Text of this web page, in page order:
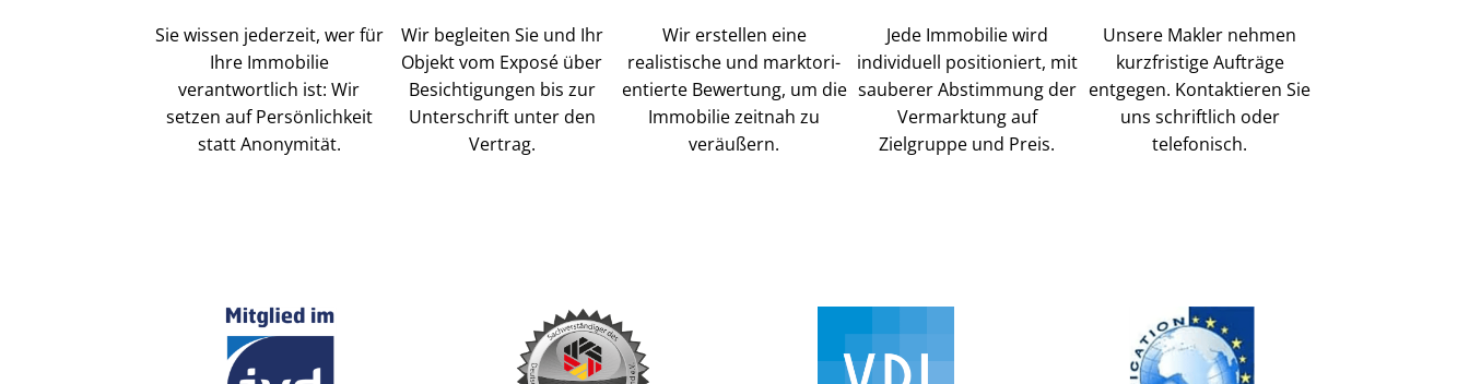
Sie wissen jederzeit, wer für
Ihre Immobilie
verantwortlich ist: Wir
setzen auf Persönlichkeit
statt Anonymität.
Wir begleiten Sie und Ihr
Objekt vom Exposé über
Besichtigungen bis zur
Unterschrift unter den
Vertrag.
Wir erstellen eine
realistische und markt­ori­
en­tier­te Bewertung, um die
Immobilie zeitnah zu
veräußern.
Jede Immobilie wird
individuell positioniert, mit
sauberer Abstimmung der
Vermarktung auf
Zielgruppe und Preis.
Unsere Makler nehmen
kurzfristige Aufträge
entgegen. Kontaktieren Sie
uns schriftlich oder
telefonisch.